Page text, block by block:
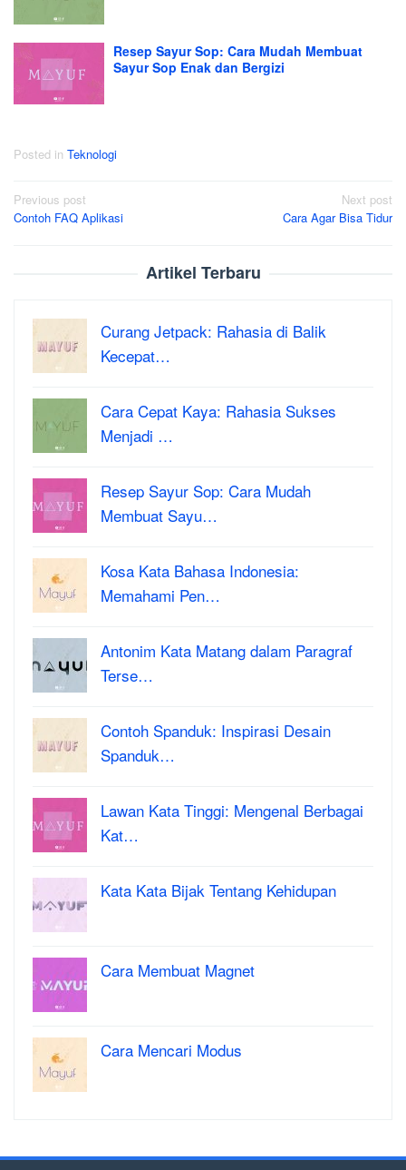
Resep Sayur Sop: Cara Mudah Membuat
Sayur Sop Enak dan Bergizi
Posted in Teknologi
Post
navigation
Previous post
Contoh FAQ Aplikasi
Next post
Cara Agar Bisa Tidur
Artikel Terbaru
Curang Jetpack: Rahasia di Balik
Kecepat…
Cara Cepat Kaya: Rahasia Sukses
Menjadi …
Resep Sayur Sop: Cara Mudah
Membuat Sayu…
Kosa Kata Bahasa Indonesia:
Memahami Pen…
Antonim Kata Matang dalam Paragraf
Terse…
Contoh Spanduk: Inspirasi Desain
Spanduk…
Lawan Kata Tinggi: Mengenal Berbagai
Kat…
Kata Kata Bijak Tentang Kehidupan
Cara Membuat Magnet
Cara Mencari Modus